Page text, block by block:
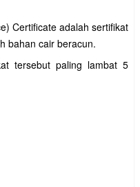
Certificate adalah sertifikat
bahan cair beracun.
tersebut paling lambat 5